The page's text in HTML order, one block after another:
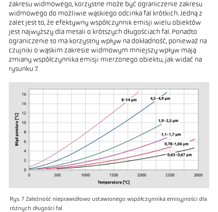
zakresu widmowego, korzystne może być ograniczenie zakresu
widmowego do możliwie wąskiego odcinka fal krótkich. Jedną z
zalet jest to, że efektywny współczynnik emisji wielu obiektów
jest najwyższy dla metali o krótszych długościach fal. Ponadto
ograniczenie to ma korzystny wpływ na dokładność, ponieważ na
czujniki o wąskim zakresie widmowym mniejszy wpływ mają
zmiany współczynnika emisji mierzonego obiektu, jak widać na
rysunku 7.
Rys. 7 Zależność nieprawidłowo ustawionego współczynnika emisyjności dla
różnych długości fal